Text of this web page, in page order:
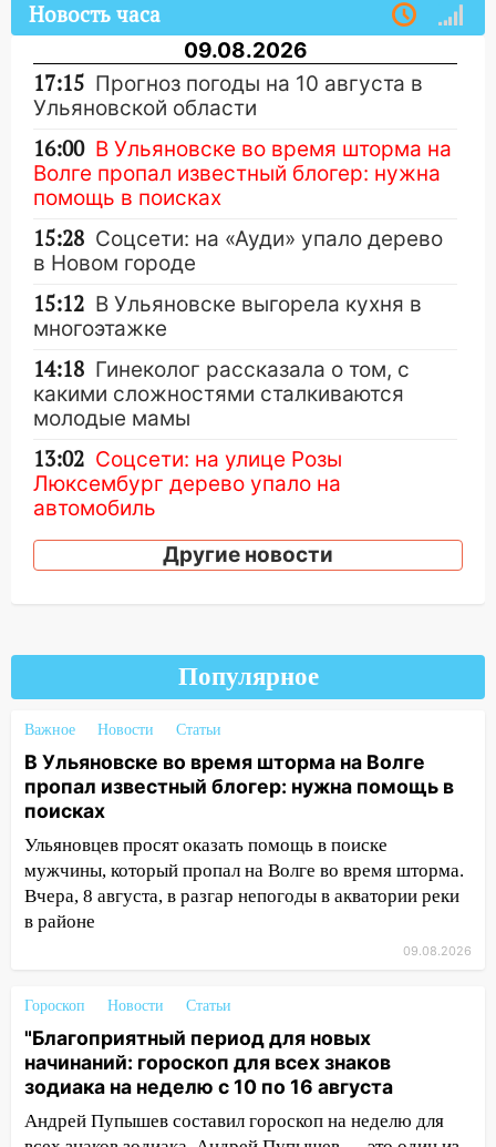
Новость часа
09.08.2026
17:15 Прогноз погоды на 10 августа в
Ульяновской области
16:00 В Ульяновске во время шторма на
Волге пропал известный блогер: нужна
помощь в поисках
15:28 Соцсети: на «Ауди» упало дерево
в Новом городе
15:12 В Ульяновске выгорела кухня в
многоэтажке
14:18 Гинеколог рассказала о том, с
какими сложностями сталкиваются
молодые мамы
13:02 Соцсети: на улице Розы
Люксембург дерево упало на
автомобиль
13:00 «Благоприятный период для
новых начинаний: гороскоп для всех
13:00 На проспекте Тюленева в
Ульяновске образовалось «море»
12:57
В Ульяновской области ожидается
крупный град
12:11
Где есть бензин в Ульяновске 9
августа: список АЗС
11:55 Соцсети: светофор упал на
машину во время сильного ливня в
Ульяновске
В Ульяновской области люди в
10:13
Прокуратура подвела итоги
недели в Ульяновской области
09:18 Из-за ливня заблокировано
движение трамваев в Ульяновске
Другие новости
Популярное
Важное Новости Статьи
В Ульяновске во время шторма на Волге
пропал известный блогер: нужна помощь в
поисках
Ульяновцев просят оказать помощь в поиске
мужчины, который пропал на Волге во время шторма.
Вчера, 8 августа, в разгар непогоды в акватории реки
в районе
09.08.2026
Гороскоп Новости Статьи
"Благоприятный период для новых
начинаний: гороскоп для всех знаков
зодиака на неделю с 10 по 16 августа
Андрей Пупышев составил гороскоп на неделю для